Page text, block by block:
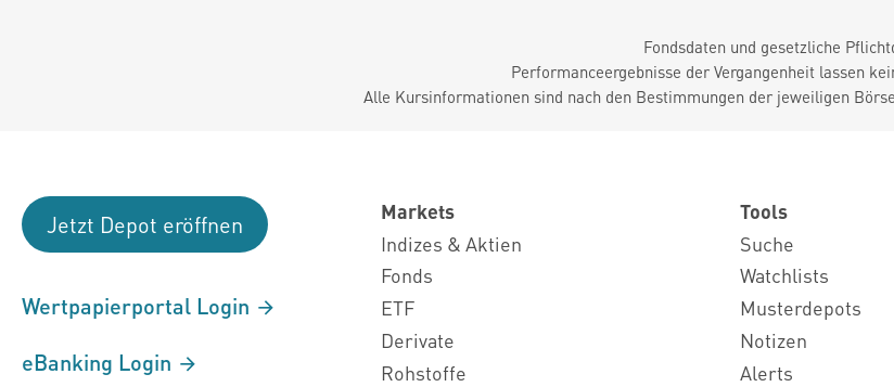
Fondsdaten und gesetzliche
Performanceergebnisse der Vergangenheit lassen
Alle Kursinformationen sind nach den Bestimmungen der jeweiligen
Jetzt Depot eröffnen
Wertpapierportal Login
eBanking Login
Markets
Indizes & Aktien
Fonds
ETF
Derivate
Rohstoffe
Tools
Suche
Watchlists
Musterdepots
Notizen
Alerts